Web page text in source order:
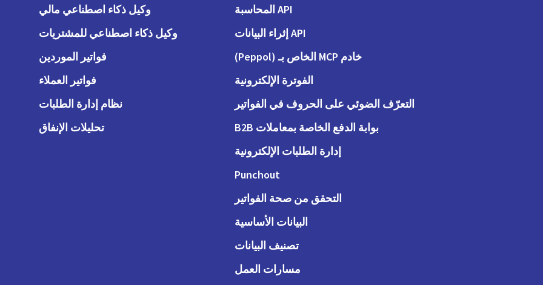
API المحاسبة
API إثراء البيانات
خادم MCP الخاص بـ (Peppol)
الفوترة الإلكترونية
التعرّف الضوئي على الحروف في الفواتير
بوابة الدفع الخاصة بمعاملات B2B
إدارة الطلبات الإلكترونية
Punchout
التحقق من صحة الفواتير
البيانات الأساسية
تصنيف البيانات
مسارات العمل
وكيل ذكاء اصطناعي مالي
وكيل ذكاء اصطناعي للمشتريات
فواتير الموردين
فواتير العملاء
نظام إدارة الطلبات
تحليلات الإنفاق